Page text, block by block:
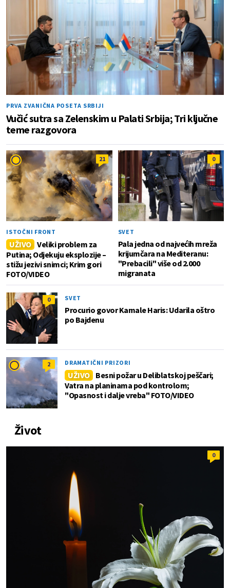
PRVA ZVANIČNA POSETA SRBIJI
Vučić sutra sa Zelenskim u Palati Srbija; Tri ključne
teme razgovora
21
ISTOČNI FRONT
UŽIVO Veliki problem za
Putina; Odjekuju eksplozije –
stižu jezivi snimci; Krim gori
FOTO/VIDEO
0
SVET
Pala jedna od najvećih mreža
krijumčara na Mediteranu:
"Prebacili" više od 2.000
migranata
0 SVET
Procurio govor Kamale Haris: Udarila oštro
po Bajdenu
2 DRAMATIČNI PRIZORI
UŽIVO
Besni požar u Deliblatskoj peščari;
Vatra na planinama pod kontrolom;
"Opasnost i dalje vreba" FOTO/VIDEO
Život
0